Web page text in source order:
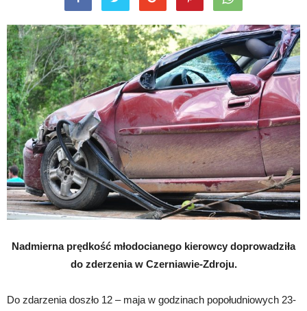
Nadmierna prędkość młodocianego kierowcy doprowadziła
do zderzenia w Czerniawie-Zdroju.
Do zdarzenia doszło 12 – maja w godzinach popołudniowych 23-